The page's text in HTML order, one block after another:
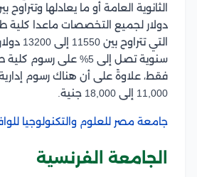
دولار لجميع التخصصات ماعدا كلية
التي
سنوية تصل إلى 5% على
فقط، علاوةً على أن هناك رسوم إدارية
11,000 إلى 18,000 جنية.
جامعة مصر للعلوم والتكنولوجيا
الجامعة الفرنسية